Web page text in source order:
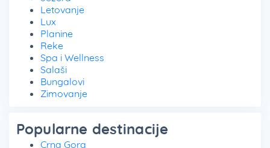
Letovanje
Lux
Planine
Reke
Spa i Wellness
Salaši
Bungalovi
Zimovanje
Popularne destinacije
Crna Gora